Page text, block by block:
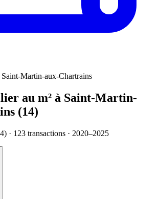
Saint-Martin-aux-Chartrains
au m² à Saint-Martin-
(14)
· 123 transactions · 2020–2025